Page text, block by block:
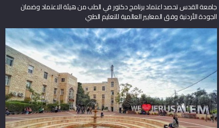
جامعة القدس تحصد اعتماد برنامج دكتور في الطب من هيئة الاعتماد وضمان
الجودة الأردنية وفق المعايير العالمية للتعليم الطبي